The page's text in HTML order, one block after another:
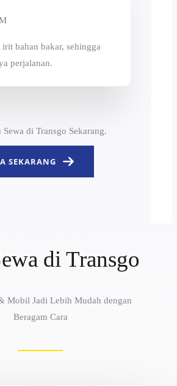
bahan bakar, sehingga
perjalanan.
di Transgo Sekarang.
SEKARANG
di Transgo
Mobil Jadi Lebih Mudah dengan
Beragam Cara